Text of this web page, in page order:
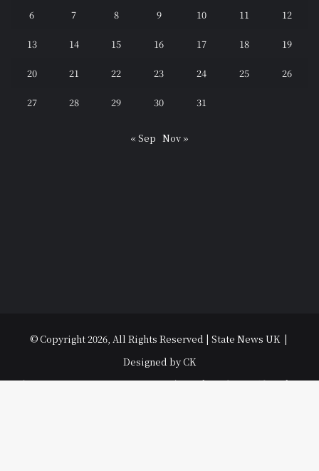
6 7 8 9 10 11 12
13 14 15 16 17 18 19
20 21 22 23 24 25 26
27 28 29 30 31
« Sep Nov »
© Copyright 2026, All Rights Reserved | State News UK |
Designed by CK
विधानसभा चुनाव 2022
उत्तराखंड उत्तर प्रदेश धर्म-संस्कृति राजनीति
पर्यटन